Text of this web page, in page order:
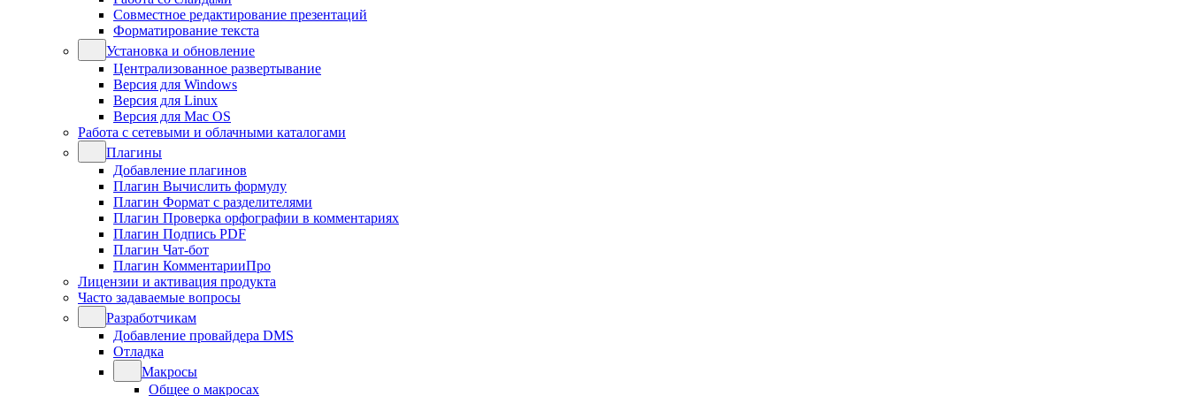
Совместное редактирование презентаций
Форматирование текста
Установка и обновление
Централизованное развертывание
Версия для Windows
Версия для Linux
Версия для Mac OS
Работа с сетевыми и облачными каталогами
Плагины
Добавление плагинов
Плагин Вычислить формулу
Плагин Формат с разделителями
Плагин Проверка орфографии в комментариях
Плагин Подпись PDF
Плагин Чат-бот
Плагин КомментарииПро
Лицензии и активация продукта
Часто задаваемые вопросы
Разработчикам
Добавление провайдера DMS
Отладка
Макросы
Общее о макросах